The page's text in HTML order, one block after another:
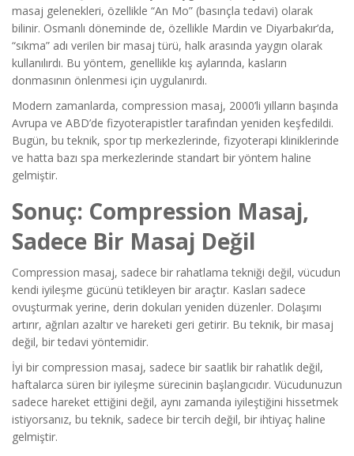
masaj gelenekleri, özellikle “An Mo” (basınçla tedavi) olarak
bilinir. Osmanlı döneminde de, özellikle Mardin ve Diyarbakır’da,
“sıkma” adı verilen bir masaj türü, halk arasında yaygın olarak
kullanılırdı. Bu yöntem, genellikle kış aylarında, kasların
donmasının önlenmesi için uygulanırdı.
Modern zamanlarda, compression masaj, 2000’li yılların başında
Avrupa ve ABD’de fizyoterapistler tarafından yeniden keşfedildi.
Bugün, bu teknik, spor tıp merkezlerinde, fizyoterapi kliniklerinde
ve hatta bazı spa merkezlerinde standart bir yöntem haline
gelmiştir.
Sonuç: Compression Masaj,
Sadece Bir Masaj Değil
Compression masaj, sadece bir rahatlama tekniği değil, vücudun
kendi iyileşme gücünü tetikleyen bir araçtır. Kasları sadece
ovuşturmak yerine, derin dokuları yeniden düzenler. Dolaşımı
artırır, ağrıları azaltır ve hareketi geri getirir. Bu teknik, bir masaj
değil, bir tedavi yöntemidir.
İyi bir compression masaj, sadece bir saatlik bir rahatlık değil,
haftalarca süren bir iyileşme sürecinin başlangıcıdır. Vücudunuzun
sadece hareket ettiğini değil, aynı zamanda iyileştiğini hissetmek
istiyorsanız, bu teknik, sadece bir tercih değil, bir ihtiyaç haline
gelmiştir.